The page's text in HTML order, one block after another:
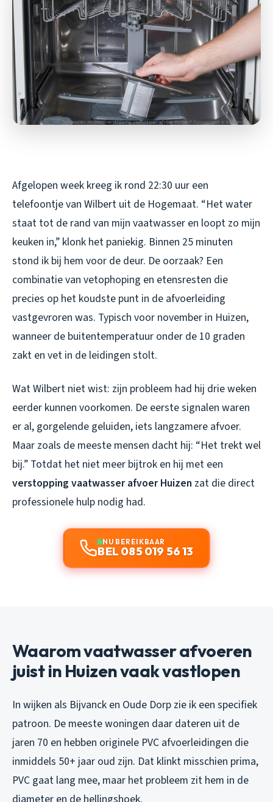
Afgelopen week kreeg ik rond 22:30 uur een
telefoontje van Wilbert uit de Hogemaat. “Het water
staat tot de rand van mijn vaatwasser en loopt zo mijn
keuken in,” klonk het paniekig. Binnen 25 minuten
stond ik bij hem voor de deur. De oorzaak? Een
combinatie van vetophoping en etensresten die
precies op het koudste punt in de afvoerleiding
vastgevroren was. Typisch voor november in Huizen,
wanneer de buitentemperatuur onder de 10 graden
zakt en vet in de leidingen stolt.
Wat Wilbert niet wist: zijn probleem had hij drie weken
eerder kunnen voorkomen. De eerste signalen waren
er al, gorgelende geluiden, iets langzamere afvoer.
Maar zoals de meeste mensen dacht hij: “Het trekt wel
bij.” Totdat het niet meer bijtrok en hij met een
verstopping vaatwasser afvoer Huizen zat die direct
professionele hulp nodig had.
NU BEREIKBAAR
BEL 085 019 56 13
Waarom vaatwasser afvoeren
juist in Huizen vaak vastlopen
In wijken als Bijvanck en Oude Dorp zie ik een specifiek
patroon. De meeste woningen daar dateren uit de
jaren 70 en hebben originele PVC afvoerleidingen die
inmiddels 50+ jaar oud zijn. Dat klinkt misschien prima,
PVC gaat lang mee, maar het probleem zit hem in de